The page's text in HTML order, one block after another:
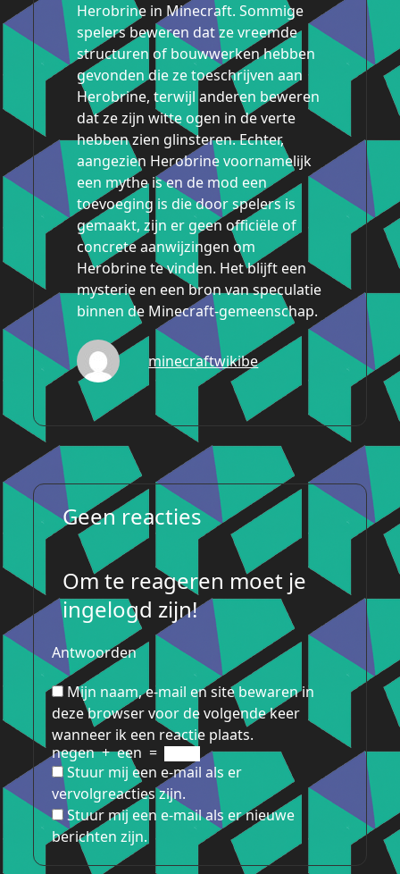
Herobrine in Minecraft. Sommige
spelers beweren dat ze vreemde
structuren of bouwwerken hebben
gevonden die ze toeschrijven aan
Herobrine, terwijl anderen beweren
dat ze zijn witte ogen in de verte
hebben zien glinsteren. Echter,
aangezien Herobrine voornamelijk
een mythe is en de mod een
toevoeging is die door spelers is
gemaakt, zijn er geen officiële of
concrete aanwijzingen om
Herobrine te vinden. Het blijft een
mysterie en een bron van speculatie
binnen de Minecraft-gemeenschap.
minecraftwikibe
Geen reacties
Om te reageren moet je
ingelogd zijn!
Antwoorden
Mijn naam, e-mail en site bewaren in
deze browser voor de volgende keer
wanneer ik een reactie plaats.
negen+een =
Stuur mij een e-mail als er
vervolgreacties zijn.
Stuur mij een e-mail als er nieuwe
berichten zijn.